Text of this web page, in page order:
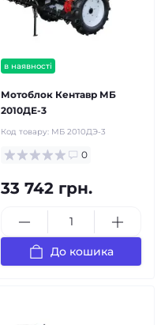
в наявності
Мотоблок Кентавр МБ
2010ДЕ-3
Код товару: МБ 2010ДЭ-3
0
33 742 грн.
До кошика